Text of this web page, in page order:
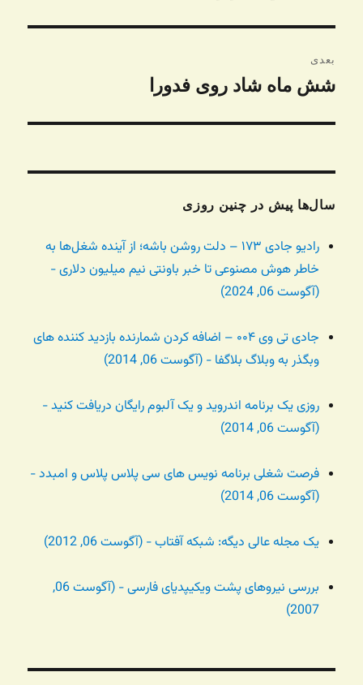
بعدی
نوشته
شش ماه شاد روی فدورا
سال‌ها پیش در چنین روزی
رادیو جادی ۱۷۳ – دلت روشن باشه؛ از آینده شغل‌ها به
خاطر هوش مصنوعی تا خبر باونتی نیم میلیون دلاری -
(آگوست 06, 2024)
جادی تی وی ۰۰۴ – اضافه کردن شمارنده بازدید کننده های
وبگذر به وبلاگ بلاگفا - (آگوست 06, 2014)
روزی یک برنامه اندروید و یک آلبوم رایگان دریافت کنید -
(آگوست 06, 2014)
فرصت شغلی برنامه نویس های سی پلاس پلاس و امبدد -
(آگوست 06, 2014)
یک مجله عالی دیگه: شبکه آفتاب - (آگوست 06, 2012)
بررسی نیروهای پشت ویکیپدیای فارسی - (آگوست 06,
2007)